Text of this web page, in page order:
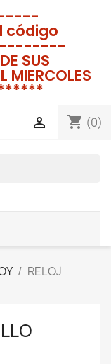
código
SUS
MIERCOLES
shopping_cart (0)

RELOJ